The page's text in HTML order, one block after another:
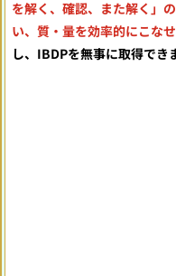
を解く、確認、また解く」
い、質・量を効率的にこな
し、IBDPを無事に取得でき